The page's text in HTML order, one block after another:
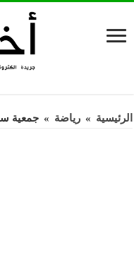
الرئيسية » رياضة » جمعية